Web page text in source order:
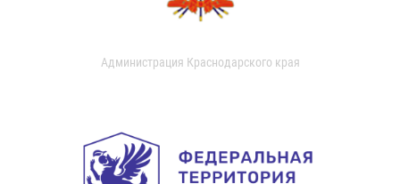
Администрация Краснодарского края